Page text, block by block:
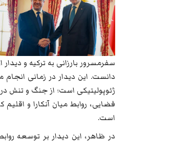
سفرمسرور بارزانی به ترکیه و
دانست. این دیدار در زمانی
ژئوپولیتیکی است؛ از جنگ و تنش
فضایی، روابط میان آنکارا و
است.
در ظاهر، این دیدار بر توسعه